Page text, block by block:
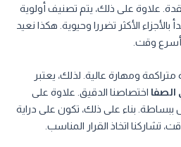
علاوة على ذلك، يتم تصنيف أولوية
بالأجزاء الأكثر تضررا وحيوية. هكذا نعيد
وقت.
ومهارة عالية. لذلك، يعتبر
الصفا اختصاصنا الدقيق. علاوة على
بناء على ذلك، تكون على دراية
تشاركنا اتخاذ القرار المناسب.